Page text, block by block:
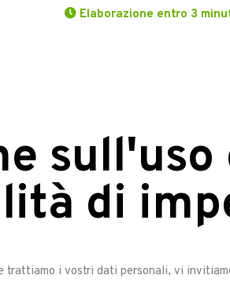
Elaborazione entro 3
sull'uso
di
trattiamo i vostri dati personali, vi